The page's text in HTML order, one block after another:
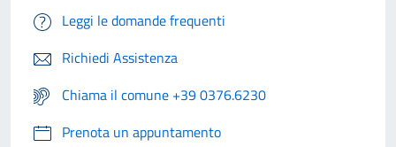
Leggi le domande frequenti
Richiedi Assistenza
Chiama il comune +39 0376.6230
Prenota un appuntamento